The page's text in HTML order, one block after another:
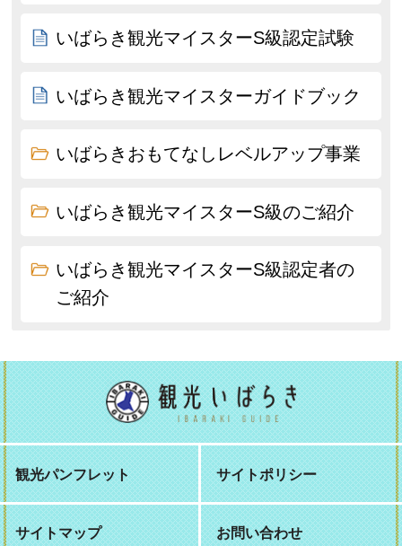
いばらき観光マイスターS級認定試験
いばらき観光マイスターガイドブック
いばらきおもてなしレベルアップ事業
いばらき観光マイスターS級のご紹介
いばらき観光マイスターS級認定者の
ご紹介
観光パンフレット サイトポリシー
サイトマップ お問い合わせ